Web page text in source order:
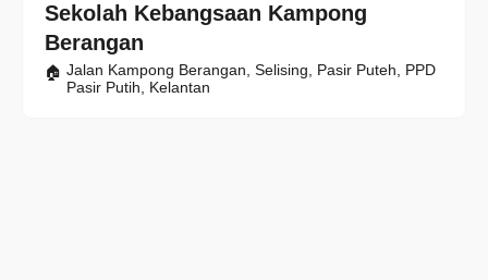
Sekolah Kebangsaan Kampong
Berangan
Jalan Kampong Berangan, Selising, Pasir Puteh, PPD
Pasir Putih, Kelantan